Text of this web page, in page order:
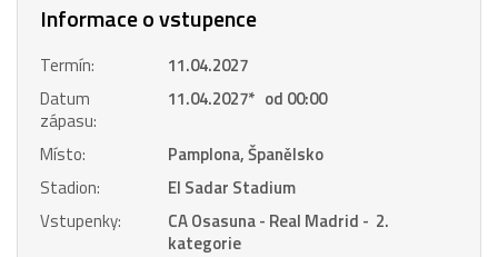
Informace o vstupence
Termín:
11.04.2027
Datum
zápasu:
11.04.2027* od 00:00
Místo:
Pamplona, Španělsko
Stadion:
El Sadar Stadium
Vstupenky:
CA Osasuna - Real Madrid - 2.
kategorie